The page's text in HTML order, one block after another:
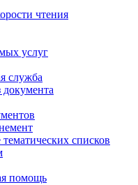
чтения
услуг
служба
документа
списков
помощь